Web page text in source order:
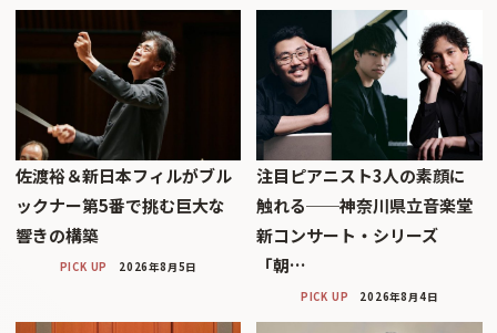
佐渡裕＆新日本フィルがブル
ックナー第5番で挑む巨大な
響きの構築
PICK UP 2026年8月5日
注目ピアニスト3人の素顔に
触れる──神奈川県立音楽堂
新コンサート・シリーズ
「朝…
PICK UP 2026年8月4日